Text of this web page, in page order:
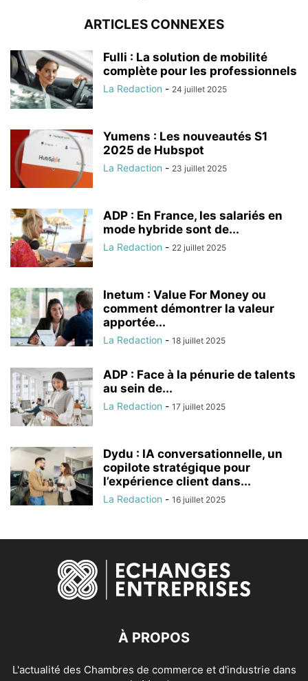
ARTICLES CONNEXES
Fulli : La solution de mobilité
complète pour les professionnels
La Redaction - 24 juillet 2025
Yumens : Les nouveautés S1
2025 de Hubspot
La Redaction - 23 juillet 2025
ADP : En France, les salariés en
mode hybride sont de...
La Redaction - 22 juillet 2025
Inetum : Value For Money ou
comment démontrer la valeur
apportée...
La Redaction - 18 juillet 2025
ADP : Face à la pénurie de talents
au sein de...
La Redaction - 17 juillet 2025
Dydu : IA conversationnelle, un
copilote stratégique pour
l’expérience client dans...
La Redaction - 16 juillet 2025
À PROPOS
L'actualité des Chambres de commerce et d'industrie dans